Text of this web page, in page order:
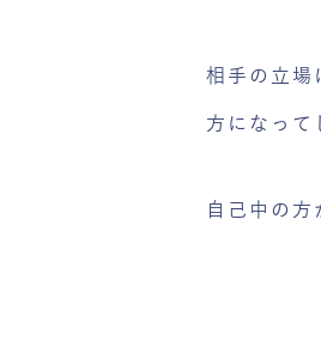
相手の立場
方になって
自己中の方